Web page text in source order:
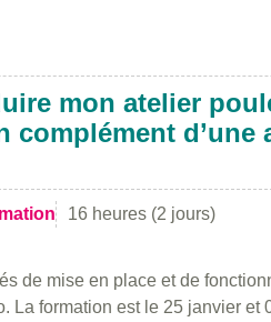
mon atelier
complément d’une
16 heures (2 jours)
de mise en place et de
La formation est le 25 janvier et